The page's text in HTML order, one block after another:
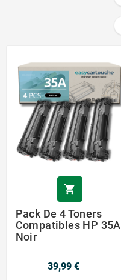

Pack De 4 Toners
Compatibles HP 35A
Noir
39,99 €